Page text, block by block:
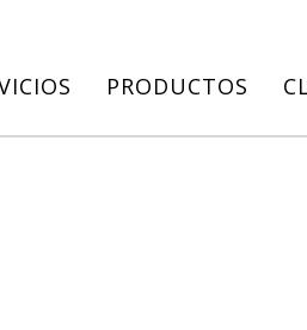
PRODUCTOS